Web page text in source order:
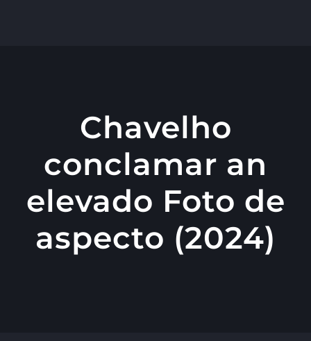
Chavelho
conclamar an
elevado Foto de
aspecto (2024)